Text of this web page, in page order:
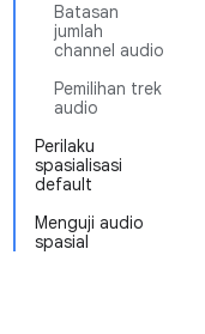
Batasan
jumlah
channel audio
Pemilihan trek
audio
Perilaku
spasialisasi
default
Menguji audio
spasial